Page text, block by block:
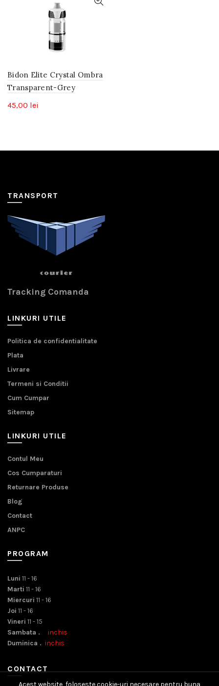
Bidon Elite Crystal Ombra
Transparent-Grey
45,00 lei
TRANSPORT
Tracking Comanda
LINKURI UTILE
Politica de confidentialitate
Plata
Livrare
Termeni si Conditii
Cum Cumpar
Sitemap
LINKURI UTILE
Contul Meu
Cos Cumparaturi
Returnare Produse
Blog
Contact
ANPC
PROGRAM
Luni 11 - 16
Marti 11 - 16
Miercuri 11 - 16
Joi 11 - 16
Vineri 11 - 15
Sambata . inchis
Duminica . inchis
CONTACT
Acest website foloseste cookie-uri necesare pentru buna